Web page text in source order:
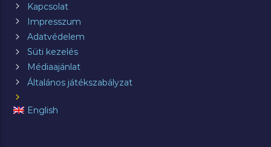
Kapcsolat
Impresszum
Adatvédelem
Süti kezelés
Médiaajánlat
Általános játékszabályzat
English